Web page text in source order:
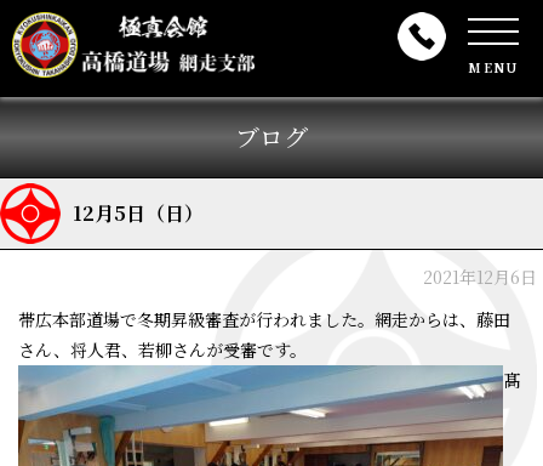
MENU
ブログ
12月5日（日）
2021年12月6日
帯広本部道場で冬期昇級審査が行われました。網走からは、藤田
さん、将人君、若柳さんが受審です。
髙